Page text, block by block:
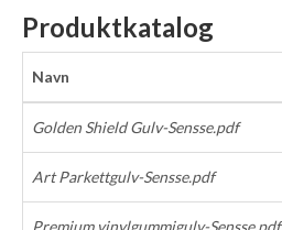
Produktkatalog
Navn
Golden Shield Gulv-Sensse.pdf
Art Parkettgulv-Sensse.pdf
Premium vinylgummigulv-Sensse.pdf